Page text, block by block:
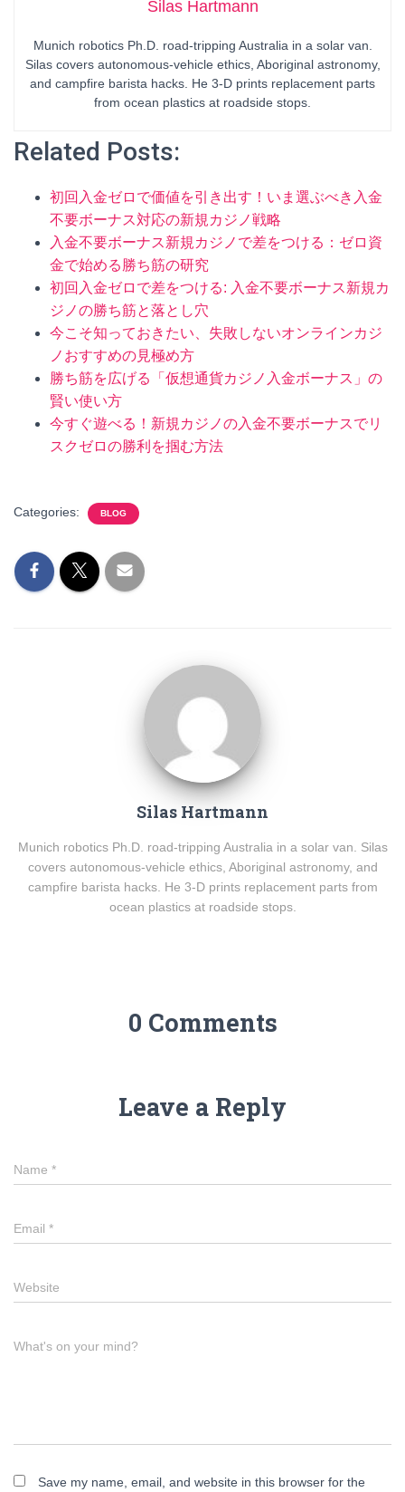
Silas Hartmann
Munich robotics Ph.D. road-tripping Australia in a solar van.
Silas covers autonomous-vehicle ethics, Aboriginal astronomy,
and campfire barista hacks. He 3-D prints replacement parts
from ocean plastics at roadside stops.
Related Posts:
初回入金ゼロで価値を引き出す！いま選ぶべき入金
不要ボーナス対応の新規カジノ戦略
入金不要ボーナス新規カジノで差をつける：ゼロ資
金で始める勝ち筋の研究
初回入金ゼロで差をつける: 入金不要ボーナス新規カ
ジノの勝ち筋と落とし穴
今こそ知っておきたい、失敗しないオンラインカジ
ノおすすめの見極め方
勝ち筋を広げる「仮想通貨カジノ入金ボーナス」の
賢い使い方
今すぐ遊べる！新規カジノの入金不要ボーナスでリ
スクゼロの勝利を掴む方法
Categories: BLOG
Silas Hartmann
Munich robotics Ph.D. road-tripping Australia in a solar van. Silas
covers autonomous-vehicle ethics, Aboriginal astronomy, and
campfire barista hacks. He 3-D prints replacement parts from
ocean plastics at roadside stops.
0 Comments
Leave a Reply
Name *
Email *
Website
What's on your mind?
Save my name, email, and website in this browser for the